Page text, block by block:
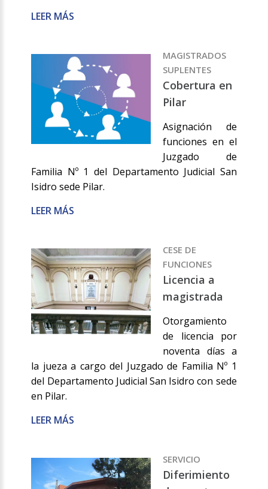
LEER MÁS
MAGISTRADOS
SUPLENTES
Cobertura en
Pilar
Asignación de
funciones en el
Juzgado de
Familia Nº 1 del Departamento Judicial San
Isidro sede Pilar.
LEER MÁS
CESE DE
FUNCIONES
Licencia a
magistrada
Otorgamiento
de licencia por
noventa días a
la jueza a cargo del Juzgado de Familia Nº 1
del Departamento Judicial San Isidro con sede
en Pilar.
LEER MÁS
SERVICIO
Diferimiento